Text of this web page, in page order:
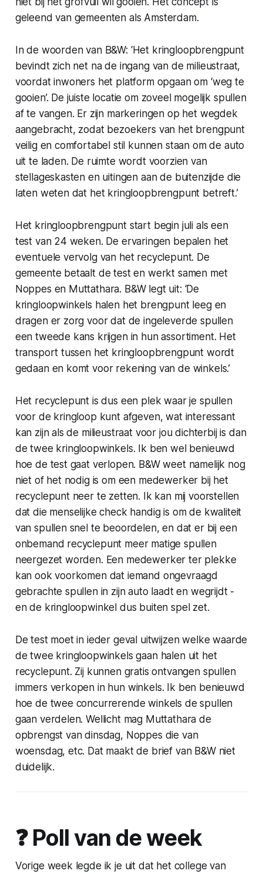
geleend van gemeenten als Amsterdam.
In de woorden van B&W: ‘Het kringloopbrengpunt
bevindt zich net na de ingang van de milieustraat,
voordat inwoners het platform opgaan om ‘weg te
gooien’. De juiste locatie om zoveel mogelijk spullen
af te vangen. Er zijn markeringen op het wegdek
aangebracht, zodat bezoekers van het brengpunt
veilig en comfortabel stil kunnen staan om de auto
uit te laden. De ruimte wordt voorzien van
stellageskasten en uitingen aan de buitenzijde die
laten weten dat het kringloopbrengpunt betreft.’
Het kringloopbrengpunt start begin juli als een
test van 24 weken. De ervaringen bepalen het
eventuele vervolg van het recyclepunt. De
gemeente betaalt de test en werkt samen met
Noppes en Muttathara. B&W legt uit: ‘De
kringloopwinkels halen het brengpunt leeg en
dragen er zorg voor dat de ingeleverde spullen
een tweede kans krijgen in hun assortiment. Het
transport tussen het kringloopbrengpunt wordt
gedaan en komt voor rekening van de winkels.’
Het recyclepunt is dus een plek waar je spullen
voor de kringloop kunt afgeven, wat interessant
kan zijn als de milieustraat voor jou dichterbij is dan
de twee kringloopwinkels. Ik ben wel benieuwd
hoe de test gaat verlopen. B&W weet namelijk nog
niet of het nodig is om een medewerker bij het
recyclepunt neer te zetten. Ik kan mij voorstellen
dat die menselijke check handig is om de kwaliteit
van spullen snel te beoordelen, en dat er bij een
onbemand recyclepunt meer matige spullen
neergezet worden. Een medewerker ter plekke
kan ook voorkomen dat iemand ongevraagd
gebrachte spullen in zijn auto laadt en wegrijdt -
en de kringloopwinkel dus buiten spel zet.
De test moet in ieder geval uitwijzen welke waarde
de twee kringloopwinkels gaan halen uit het
recyclepunt. Zij kunnen gratis ontvangen spullen
immers verkopen in hun winkels. Ik ben benieuwd
hoe de twee concurrerende winkels de spullen
gaan verdelen. Wellicht mag Muttathara de
opbrengst van dinsdag, Noppes die van
woensdag, etc. Dat maakt de brief van B&W niet
duidelijk.
❓️ Poll van de week
Vorige week legde ik je uit dat het college van